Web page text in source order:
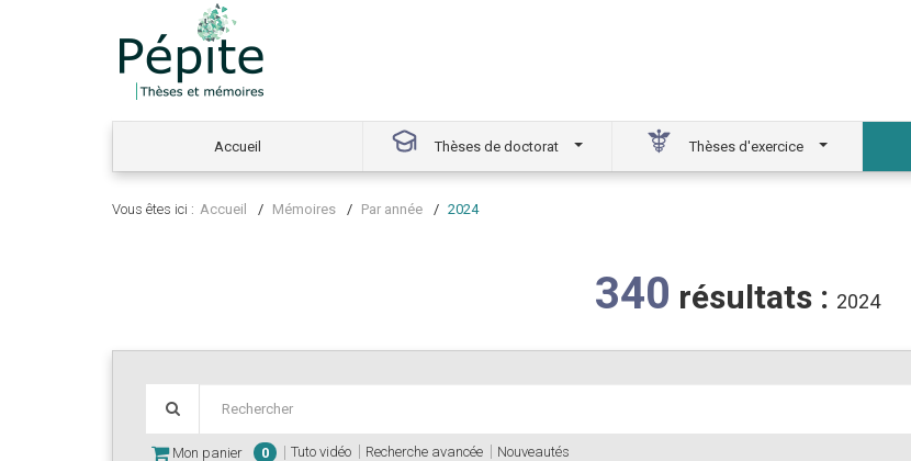
Accueil Thèses de doctorat Thèses d'exercice
Vous êtes ici : Accueil Mémoires Par année 2024
340 résultats : 2024
Mon panier 0 Tuto vidéo Recherche avancée Nouveautés